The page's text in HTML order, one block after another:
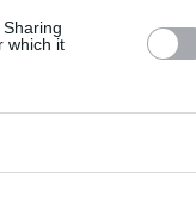
which it